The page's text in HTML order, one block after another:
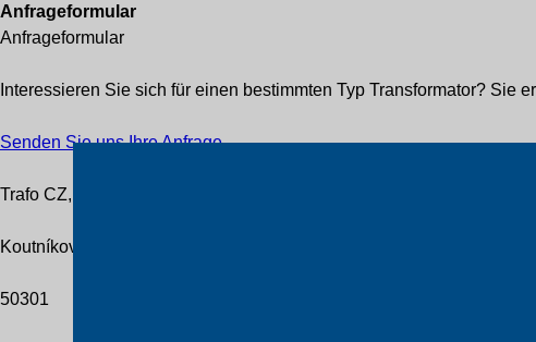
Anfrageformular
Anfrageformular
Interessieren Sie sich für einen bestimmten Typ Transformator?
Senden Sie uns Ihre Anfrage
Trafo CZ, a.s.
Koutníkova 208/12
50301